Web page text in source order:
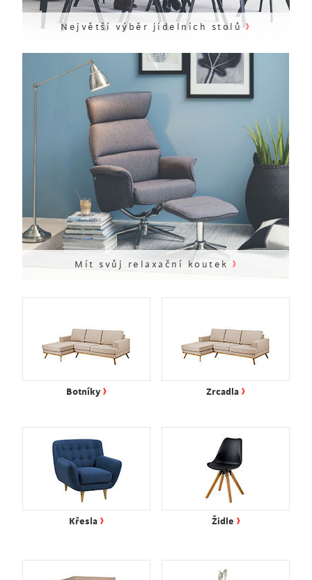
Největší výběr jídelních stolů ›
Mít svůj relaxační koutek ›
Botníky › Zrcadla ›
Křesla › Židle ›